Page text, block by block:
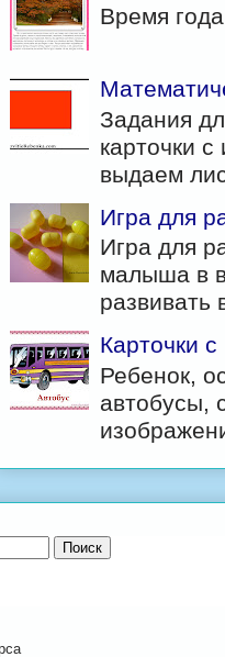
Время
Задания
карточки
выдаем
Игра для
Игра для
малыша в
развивать
Карточки
Ребенок,
автобусы,